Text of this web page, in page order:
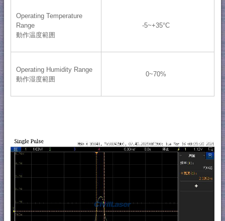
Operating Temperature
Range
動作温度範囲
-5~+35°C
Operating Humidity Range
動作湿度範囲
0~70%